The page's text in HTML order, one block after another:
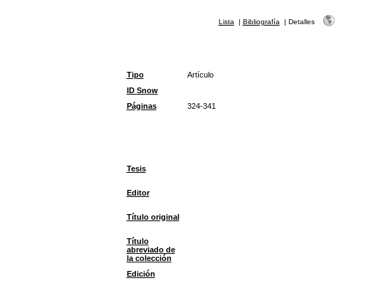
Lista | Bibliografía | Detalles
Tipo
Artículo
ID Snow
Páginas
324-341
Tesis
Editor
Título original
Título
abreviado de
la colección
Edición